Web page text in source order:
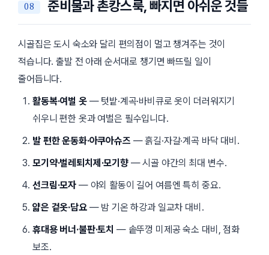
준비물과 촌캉스룩, 빠지면 아쉬운 것들
시골집은 도시 숙소와 달리 편의점이 멀고 챙겨주는 것이
적습니다. 출발 전 아래 순서대로 챙기면 빠뜨릴 일이
줄어듭니다.
활동복·여벌 옷— 텃밭·계곡·바비큐로 옷이 더러워지기
쉬우니 편한 옷과 여벌은 필수입니다.
발 편한 운동화·아쿠아슈즈 — 흙길·자갈·계곡 바닥 대비.
모기약·벌레퇴치제·모기향— 시골 야간의 최대 변수.
선크림·모자 — 야외 활동이 길어 여름엔 특히 중요.
얇은 겉옷·담요— 밤 기온 하강과 일교차 대비.
휴대용 버너·불판·토치 — 솥뚜껑 미제공 숙소 대비, 점화
보조.